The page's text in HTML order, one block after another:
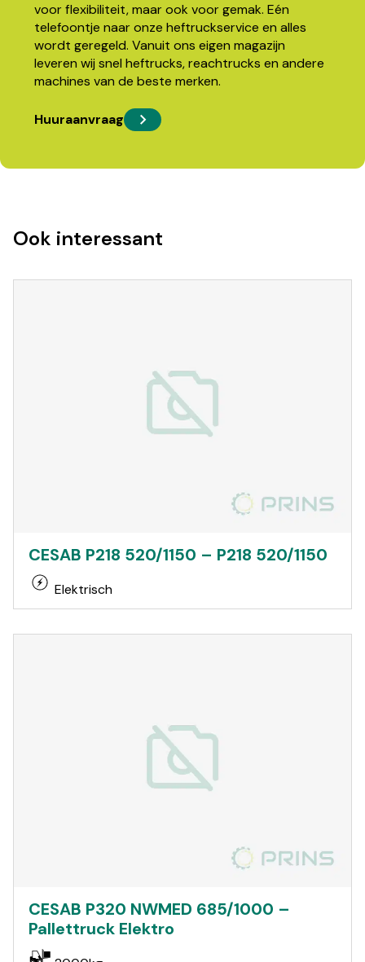
voor flexibiliteit, maar ook voor gemak. Eén
telefoontje naar onze heftruckservice en alles
wordt geregeld. Vanuit ons eigen magazijn
leveren wij snel heftrucks, reachtrucks en andere
machines van de beste merken.
Huuraanvraag
Ook interessant
CESAB P218 520/1150 – P218 520/1150
Elektrisch
CESAB P320 NWMED 685/1000 –
Pallettruck Elektro